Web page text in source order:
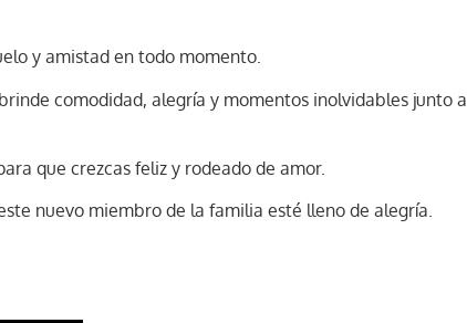
y amistad en todo momento.
comodidad, alegría y momentos inolvidables junto a
que crezcas feliz y rodeado de amor.
nuevo miembro de la familia esté lleno de alegría.